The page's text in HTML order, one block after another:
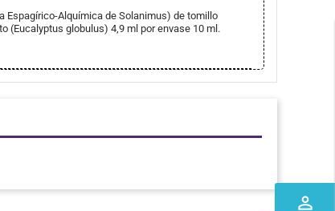
perm_identity
Espagírico-Alquímica de Solanimus) de tomillo
(Eucalyptus globulus) 4,9 ml por envase 10 ml.